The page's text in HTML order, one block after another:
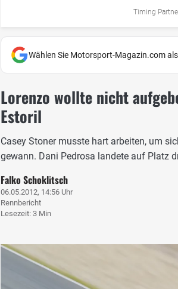
Timing
Wählen Sie Motorsport-Magazin.com
Lorenzo wollte nicht
Estoril
Casey Stoner musste hart arbeiten, um
gewann. Dani Pedrosa landete auf Platz
Falko Schoklitsch
06.05.2012, 14:56 Uhr
Rennbericht
Lesezeit: 3 Min